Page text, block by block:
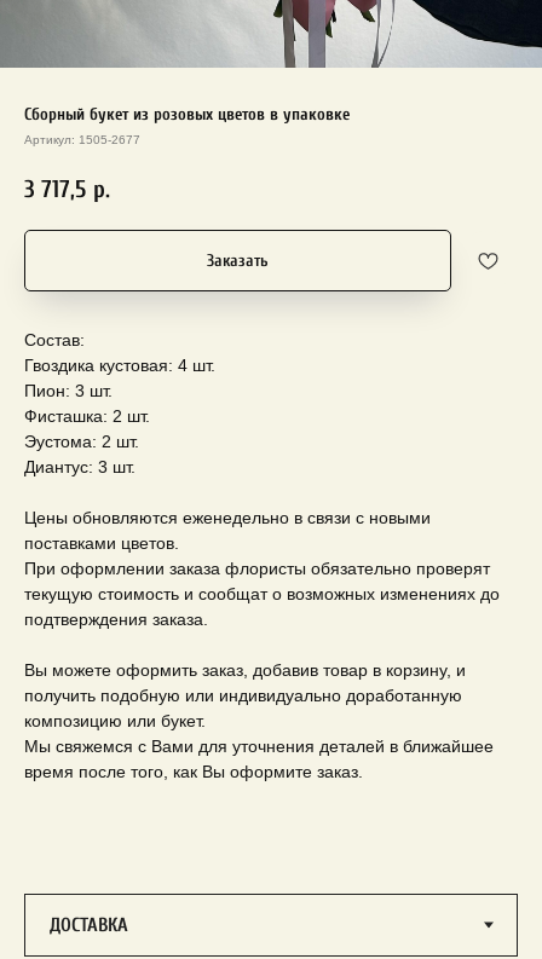
Сборный букет из розовых цветов в упаковке
Артикул: 1505-2677
3 717,5 р.
Заказать
Состав:
Гвоздика кустовая: 4 шт.
Пион: 3 шт.
Фисташка: 2 шт.
Эустома: 2 шт.
Диантус: 3 шт.
Цены обновляются еженедельно в связи с новыми
поставками цветов.
При оформлении заказа флористы обязательно проверят
текущую стоимость и сообщат о возможных изменениях до
подтверждения заказа.
Вы можете оформить заказ, добавив товар в корзину, и
получить подобную или индивидуально доработанную
композицию или букет.
Мы свяжемся с Вами для уточнения деталей в ближайшее
время после того, как Вы оформите заказ.